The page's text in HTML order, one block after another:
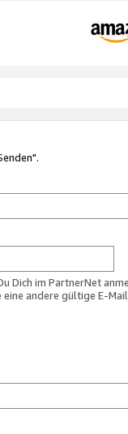
Dich im PartnerNet
andere gültige E-